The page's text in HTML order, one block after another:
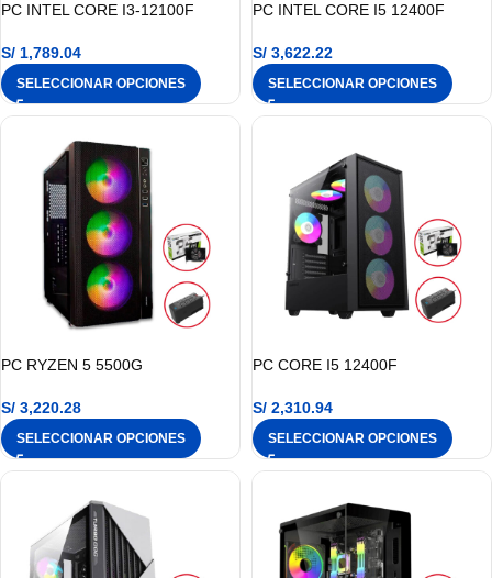
PC INTEL CORE I3-12100F
S/ 1,789.04
SELECCIONAR OPCIONES
PC INTEL CORE I5 12400F
S/ 3,622.22
SELECCIONAR OPCIONES
PC RYZEN 5 5500G
S/ 3,220.28
SELECCIONAR OPCIONES
PC CORE I5 12400F
S/ 2,310.94
SELECCIONAR OPCIONES